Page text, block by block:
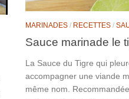
MARINADES / RECETTES /
Sauce marinade le
La Sauce du Tigre qui
accompagner une viande
même nom.